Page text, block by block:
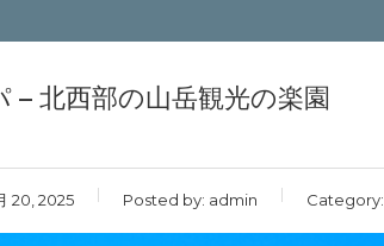
– 北西部の山岳観光の楽園
20, 2025 Posted by: admin Category: